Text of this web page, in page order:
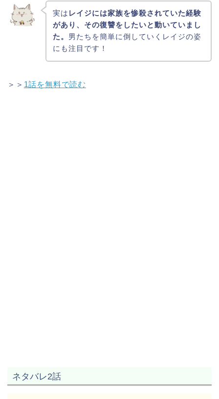
実は レイジには家族を惨殺されていた経験
があり、その復讐をしたいと動いていまし
た。 男たちを簡単に倒していくレイジの姿
にも注目です！
＞＞ 1話を無料で読む
ネタバレ2話